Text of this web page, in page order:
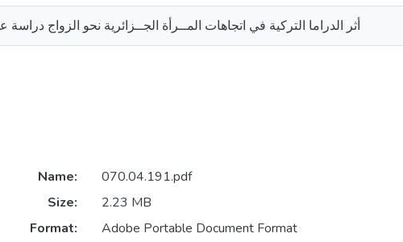
أثر الدراما التركية في اتجاهات المــرأة الجــزائرية نحو الزواج
Name:
070.04.191.pdf
Size:
2.23 MB
Format:
Adobe Portable Document Format